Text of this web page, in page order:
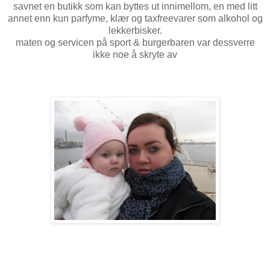
savnet en butikk som kan byttes ut innimellom, en med litt
annet enn kun parfyme, klær og taxfreevarer som alkohol og
lekkerbisker.
maten og servicen på sport & burgerbaren var dessverre
ikke noe å skryte av